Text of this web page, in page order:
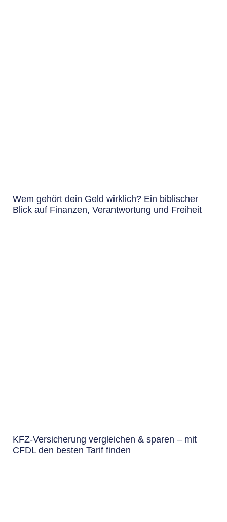
Wem gehört dein Geld wirklich? Ein biblischer
Blick auf Finanzen, Verantwortung und Freiheit
KFZ-Versicherung vergleichen & sparen – mit
CFDL den besten Tarif finden